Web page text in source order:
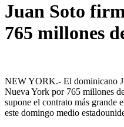
Juan Soto
765 millones
NEW YORK.- El dominicano
Nueva York por 765 millones
supone el contrato más grande
este domingo medio